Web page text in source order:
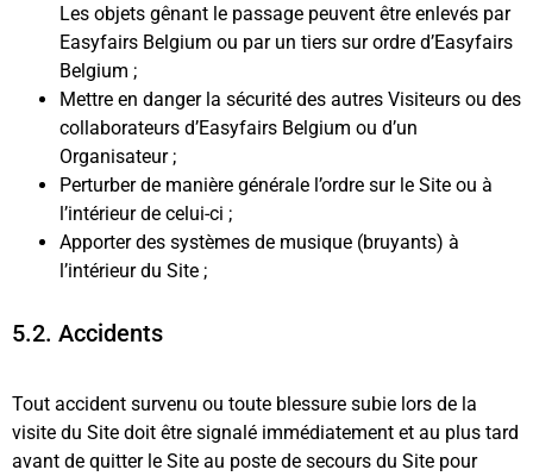
Les objets gênant le passage peuvent être enlevés par
Easyfairs Belgium ou par un tiers sur ordre d’Easyfairs
Belgium ;
Mettre en danger la sécurité des autres Visiteurs ou des
collaborateurs d’Easyfairs Belgium ou d’un
Organisateur ;
Perturber de manière générale l’ordre sur le Site ou à
l’intérieur de celui-ci ;
Apporter des systèmes de musique (bruyants) à
l’intérieur du Site ;
5.2. Accidents
Tout accident survenu ou toute blessure subie lors de la
visite du Site doit être signalé immédiatement et au plus tard
avant de quitter le Site au poste de secours du Site pour